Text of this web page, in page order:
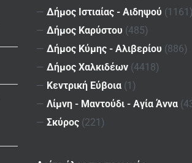
— Δήμος Ιστιαίας - Αιδηψού (1161)
— Δήμος Καρύστου (485)
— Δήμος Κύμης - Αλιβερίου (886)
— Δήμος Χαλκιδέων (4418)
— Κεντρική Εύβοια (1)
— Λίμνη - Μαντούδι - Αγία Άννα
— Σκύρος (221)